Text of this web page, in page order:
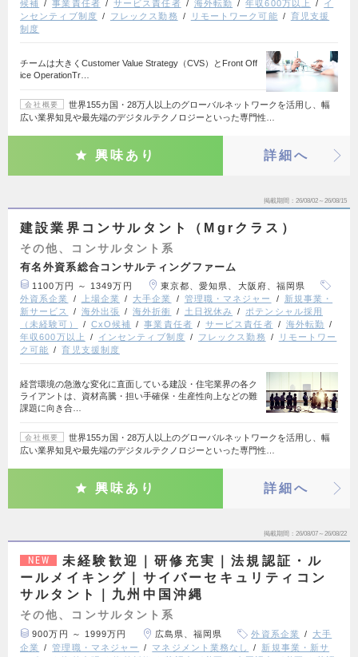
候補 事業責任者 サービス責任者 海外転勤 年収600万以上
イ
ンセンティブ制度
フレックス勤務 リモートワーク可能
育児支援
制度
チームは大きくCustomer Value Strategy（CVS）とFront Off
ice OperationTr…
会社概要
世界155カ国・28万人以上のグローバルネットワークを活用し、幅
広い業界知見や最先端のデジタルテクノロジーといった専門性…
興味あり 詳細へ
掲載期間 26/08/02～26/08/15
建設業界コンサルタント（Mgrクラス）
その他、コンサルタント系
有名外資系総合コンサルティングファーム
1100万円 ～ 1349万円
東京都、愛知県、大阪府、福岡県
外資系企業
上場企業 大手企業 管理職・マネジャー
新規事業・
新サービス
海外出張 海外折衝 土日祝休み
ポテンシャル採用
（未経験可）
CxO候補 事業責任者 サービス責任者
海外転勤
年収600万以上
インセンティブ制度 フレックス勤務
リモートワー
ク可能
育児支援制度
経営環境の急激な変化に直面している建設・住宅業界の各ク
ライアントは、資材高騰・担い手確保・生産性向上などの難
課題に向き合…
会社概要
世界155カ国・28万人以上のグローバルネットワークを活用し、幅
広い業界知見や最先端のデジタルテクノロジーといった専門性…
興味あり 詳細へ
掲載期間 26/08/07～26/08/22
NEW
未経験歓迎｜研修充実｜法規認証・ル
ールメイキング｜サイバーセキュリティコン
サルタント｜九州中国沖縄
その他、コンサルタント系
900万円 ～ 1999万円 広島県、福岡県 外資系企業
大手
企業
管理職・マネジャー マネジメント業務なし
新規事業・新サ